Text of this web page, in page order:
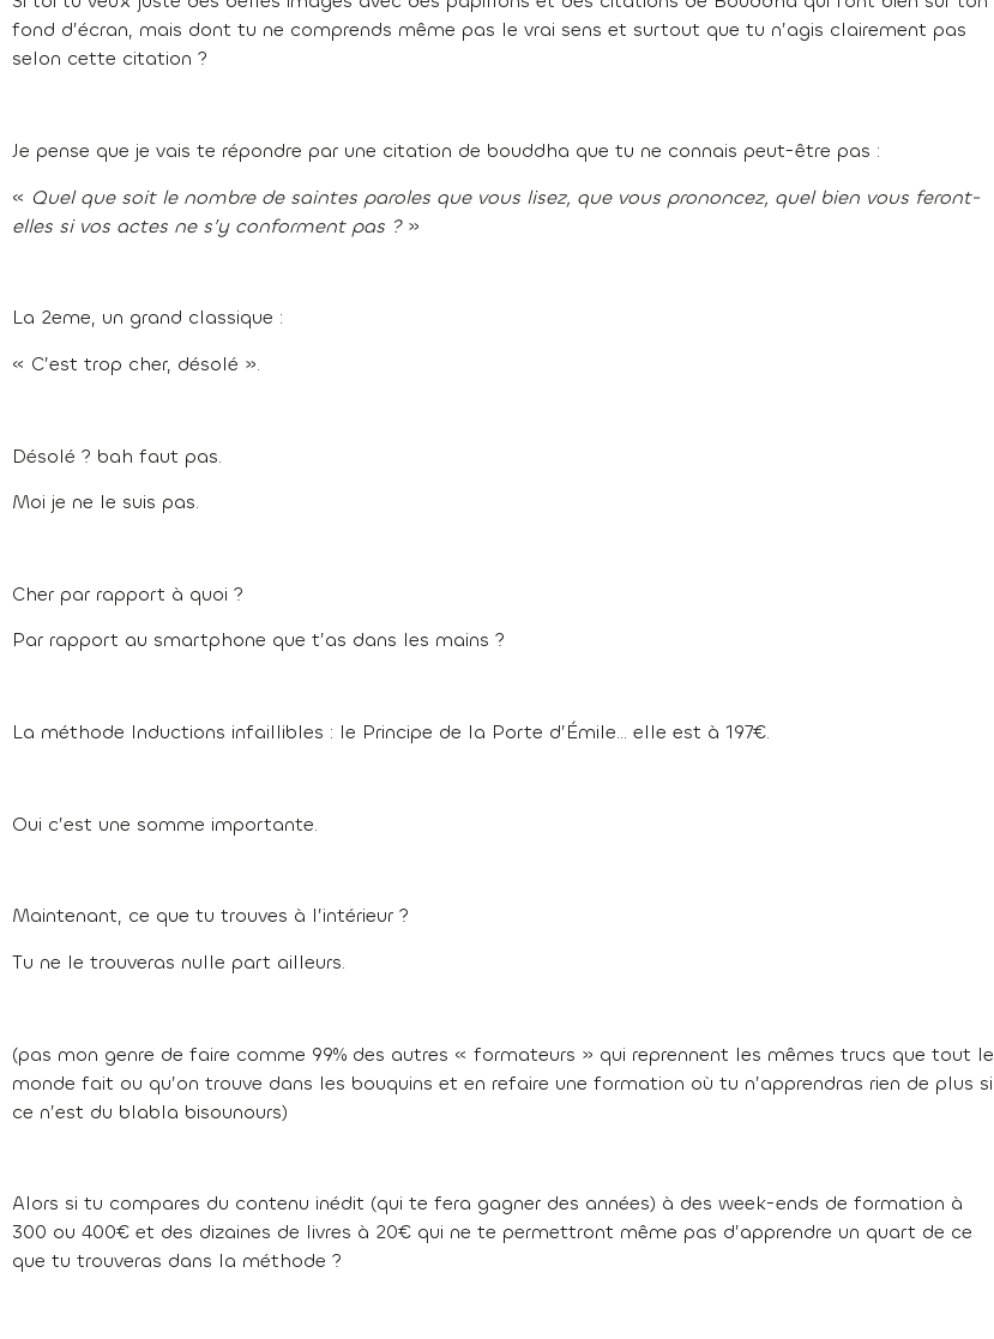
fond d’écran, mais dont tu ne comprends même pas le vrai sens et surtout que tu n’agis clairement pas
selon cette citation ?
Je pense que je vais te répondre par une citation de bouddha que tu ne connais peut-être pas :
« Quel que soit le nombre de saintes paroles que vous lisez, que vous prononcez, quel bien vous feront-
elles si vos actes ne s’y conforment pas ?»
La 2eme, un grand classique :
« C’est trop cher, désolé ».
Désolé ? bah faut pas.
Moi je ne le suis pas.
Cher par rapport à quoi ?
Par rapport au smartphone que t’as dans les mains ?
La méthode Inductions infaillibles : le Principe de la Porte d’Émile… elle est à 197€.
Oui c’est une somme importante.
Maintenant, ce que tu trouves à l’intérieur ?
Tu ne le trouveras nulle part ailleurs.
(pas mon genre de faire comme 99% des autres « formateurs » qui reprennent les mêmes trucs que tout le
monde fait ou qu’on trouve dans les bouquins et en refaire une formation où tu n’apprendras rien de plus si
ce n’est du blabla bisounours)
Alors si tu compares du contenu inédit (qui te fera gagner des années) à des week-ends de formation à
300 ou 400€ et des dizaines de livres à 20€ qui ne te permettront même pas d’apprendre un quart de ce
que tu trouveras dans la méthode ?